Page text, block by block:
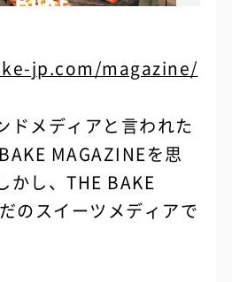
jp.com/magazine/
ドメディアと言われた
MAGAZINEを思
かし、THE BAKE
のスイーツメディアで